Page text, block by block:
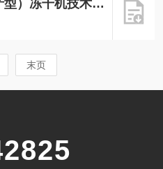
冻干机技术配置表
末页